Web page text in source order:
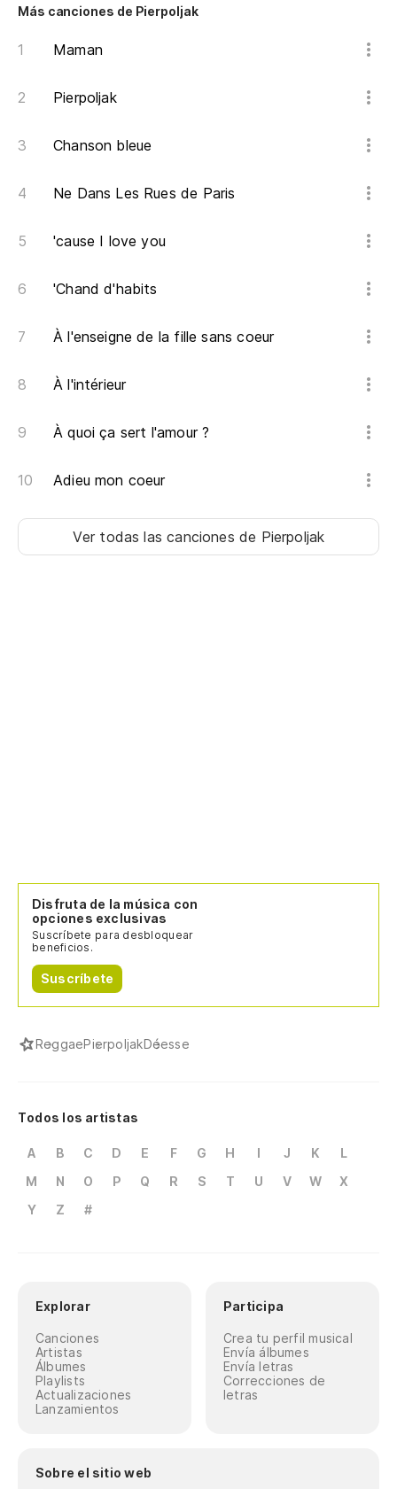
Más canciones de Pierpoljak
Maman
Pierpoljak
Chanson bleue
Ne Dans Les Rues de Paris
'cause I love you
'Chand d'habits
À l'enseigne de la fille sans coeur
À l'intérieur
À quoi ça sert l'amour ?
Adieu mon coeur
Ver todas las canciones de Pierpoljak
Disfruta de la música con
opciones exclusivas
Suscríbete para desbloquear
beneficios.
Suscríbete
ReggaePierpoljakDéesse
Todos los artistas
A B C D E F G H I J K
L
M
N O P Q R S T U V W
X
Y
Z #
Explorar
Canciones
Artistas
Álbumes
Playlists
Actualizaciones
Lanzamientos
Participa
Crea tu perfil musical
Envía álbumes
Envía letras
Correcciones de
letras
Sobre el sitio web